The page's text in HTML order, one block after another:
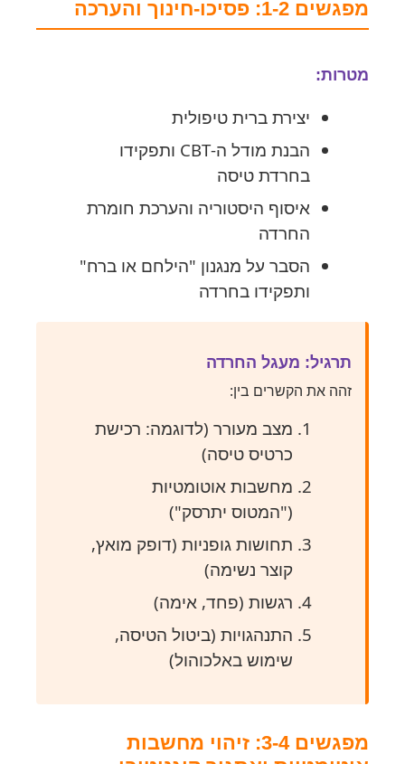
מפגשים 1-2: פסיכו-חינוך והערכה
מטרות:
יצירת ברית טיפולית
הבנת מודל ה-CBT ותפקידו
בחרדת טיסה
איסוף היסטוריה והערכת חומרת
החרדה
הסבר על מנגנון "הילחם או ברח"
ותפקידו בחרדה
תרגיל: מעגל החרדה
זהה את הקשרים בין:
מצב מעורר (לדוגמה: רכישת
כרטיס טיסה)
מחשבות אוטומטיות
("המטוס יתרסק")
תחושות גופניות (דופק מואץ,
קוצר נשימה)
רגשות (פחד, אימה)
התנהגויות (ביטול הטיסה,
שימוש באלכוהול)
מפגשים 3-4: זיהוי מחשבות